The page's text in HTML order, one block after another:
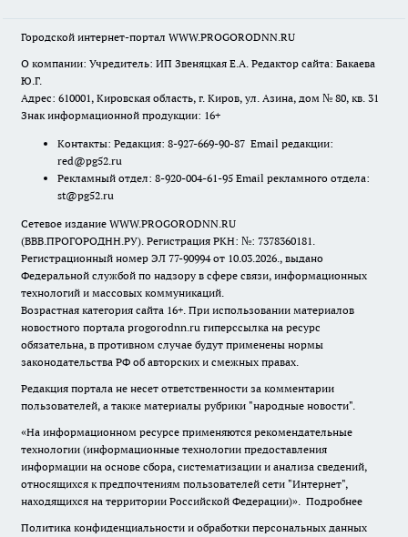
Городской интернет-портал WWW.PROGORODNN.RU
О компании: Учредитель: ИП Звеняцкая Е.А. Редактор сайта: Бакаева
Ю.Г.
Адрес: 610001, Кировская область, г. Киров, ул. Азина, дом № 80, кв. 31
Знак информационной продукции: 16+
Контакты: Редакция: 8-927-669-90-87 Email редакции:
red@pg52.ru
Рекламный отдел: 8-920-004-61-95 Email рекламного отдела:
st@pg52.ru
Сетевое издание WWW.PROGORODNN.RU
(ВВВ.ПРОГОРОДНН.РУ). Регистрация РКН: №: 7378360181.
Регистрационный номер ЭЛ 77-90994 от 10.03.2026., выдано
Федеральной службой по надзору в сфере связи, информационных
технологий и массовых коммуникаций.
Возрастная категория сайта 16+. При использовании материалов
новостного портала progorodnn.ru гиперссылка на ресурс
обязательна, в противном случае будут применены нормы
законодательства РФ об авторских и смежных правах.
Редакция портала не несет ответственности за комментарии
пользователей, а также материалы рубрики "народные новости".
«На информационном ресурсе применяются рекомендательные
технологии (информационные технологии предоставления
информации на основе сбора, систематизации и анализа сведений,
относящихся к предпочтениям пользователей сети "Интернет",
находящихся на территории Российской Федерации)». Подробнее
Политика конфиденциальности и обработки персональных данных